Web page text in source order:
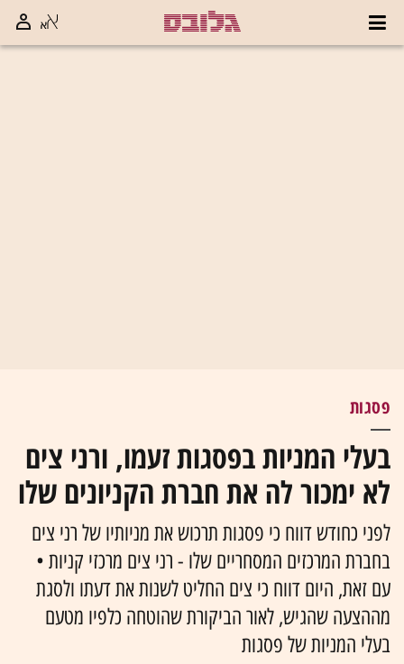
פסגות
בעלי המניות בפסגות זעמו, ורני צים
לא ימכור לה את חברת הקניונים שלו
לפני כחודש דווח כי פסגות תרכוש את מניותיו של רני צים
בחברת המרכזים המסחריים שלו - רני צים מרכזי קניות •
עם זאת, היום דווח כי צים החליט לשנות את דעתו ולסגת
מההצעה שהגיש, לאור הביקורת שהוטחה כלפיו מטעם
בעלי המניות של פסגות